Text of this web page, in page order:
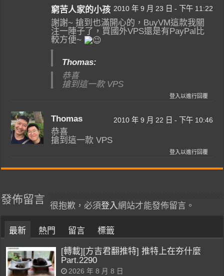
窮苦人家的小孩 2010 年 9 月 23 日 - 下午 11:22
謝謝~ 搶到也滿開心的，BuyVM這款我關
注一陣子了，買國外VPS還是有PayPal比
較方便~
Thomas:
恭喜
搶到這一款 VPS
登入以進行回覆
Thomas 2010 年 9 月 22 日 - 下午 10:46
恭喜
搶到這一款 VPS
登入以進行回覆
發佈留言
很抱歉，必須登入網站才能發佈留言。
最新 熱門 留言 標籤
[轉載][方吉君翻推特] 推特上在夯什麼
Part.2290
2026 年 8 月 8 日